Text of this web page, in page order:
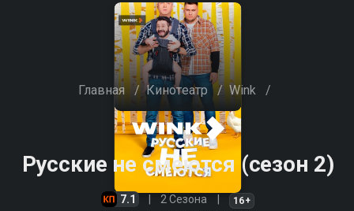
Главная / Кинотеатр / Wink /
Русские не смеются (сезон 2)
7.1 2 Сезона 16+